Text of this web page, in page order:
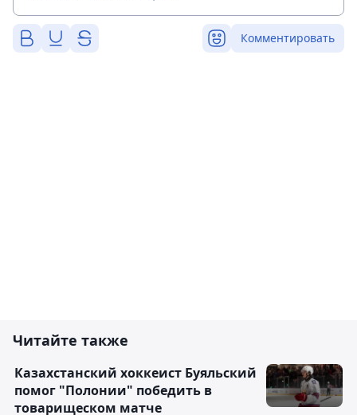
Комментировать
Читайте также
Казахстанский хоккеист Буяльский
помог "Полонии" победить в
товарищеском матче